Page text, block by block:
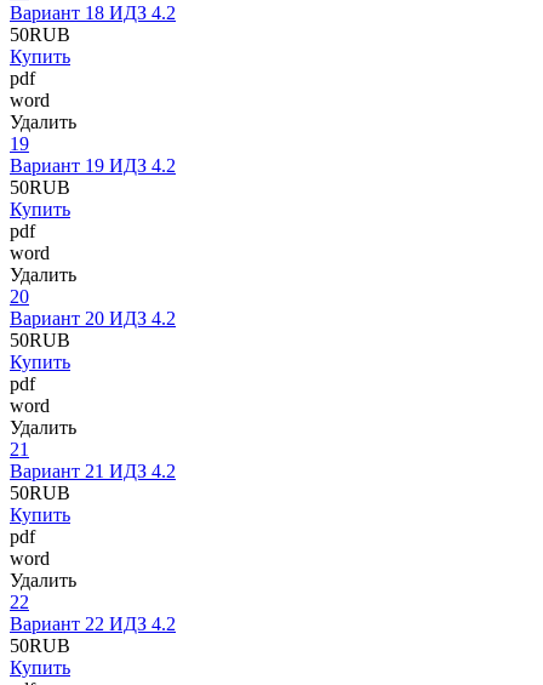
Вариант 18 ИДЗ 4.2
50RUB
Купить
pdf
word
Удалить
19
Вариант 19 ИДЗ 4.2
50RUB
Купить
pdf
word
Удалить
20
Вариант 20 ИДЗ 4.2
50RUB
Купить
pdf
word
Удалить
21
Вариант 21 ИДЗ 4.2
50RUB
Купить
pdf
word
Удалить
22
Вариант 22 ИДЗ 4.2
50RUB
Купить